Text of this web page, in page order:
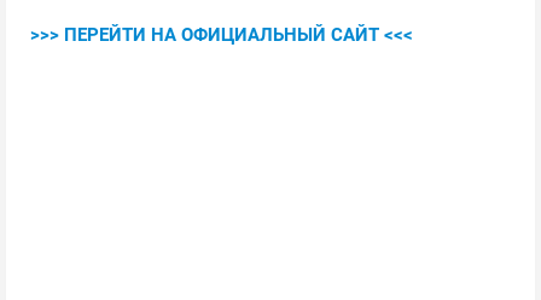
>>> ПЕРЕЙТИ НА ОФИЦИАЛЬНЫЙ САЙТ <<<